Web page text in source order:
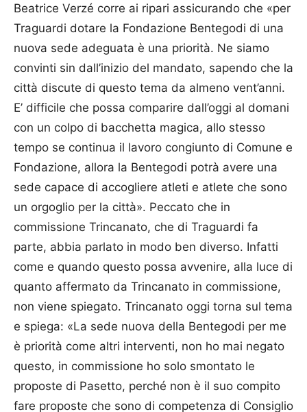
Beatrice Verzé corre ai ripari assicurando che «per
Traguardi dotare la Fondazione Bentegodi di una
nuova sede adeguata è una priorità. Ne siamo
convinti sin dall’inizio del mandato, sapendo che la
città discute di questo tema da almeno vent’anni.
E’ difficile che possa comparire dall’oggi al domani
con un colpo di bacchetta magica, allo stesso
tempo se continua il lavoro congiunto di Comune e
Fondazione, allora la Bentegodi potrà avere una
sede capace di accogliere atleti e atlete che sono
un orgoglio per la città». Peccato che in
commissione Trincanato, che di Traguardi fa
parte, abbia parlato in modo ben diverso. Infatti
come e quando questo possa avvenire, alla luce di
quanto affermato da Trincanato in commissione,
non viene spiegato. Trincanato oggi torna sul tema
e spiega: «La sede nuova della Bentegodi per me
è priorità come altri interventi, non ho mai negato
questo, in commissione ho solo smontato le
proposte di Pasetto, perché non è il suo compito
fare proposte che sono di competenza di Consiglio